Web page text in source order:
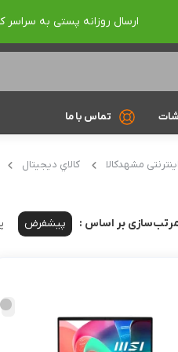
ارسال روزانه پستی به سراسر
تماس با ما
مشهدکالا کالاي ديجيتال
بر اساس : پیشفرض